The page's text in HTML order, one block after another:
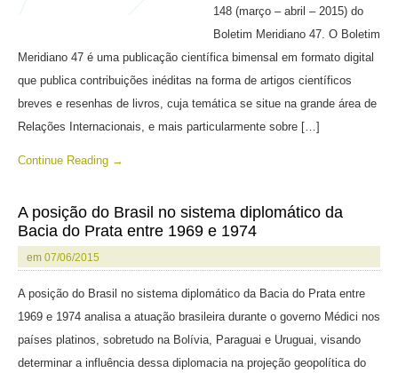
148 (março – abril – 2015) do
Boletim Meridiano 47. O Boletim
Meridiano 47 é uma publicação científica bimensal em formato digital
que publica contribuições inéditas na forma de artigos científicos
breves e resenhas de livros, cuja temática se situe na grande área de
Relações Internacionais, e mais particularmente sobre […]
Continue Reading →
A posição do Brasil no sistema diplomático da
Bacia do Prata entre 1969 e 1974
em 07/06/2015
A posição do Brasil no sistema diplomático da Bacia do Prata entre
1969 e 1974 analisa a atuação brasileira durante o governo Médici nos
países platinos, sobretudo na Bolívia, Paraguai e Uruguai, visando
determinar a influência dessa diplomacia na projeção geopolítica do